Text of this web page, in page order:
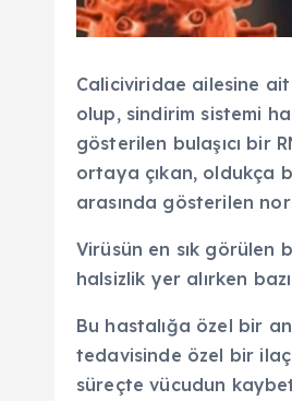
Caliciviridae ailesine
olup, sindirim sistemi
gösterilen bulaşıcı bir
ortaya çıkan, oldukça
arasında gösterilen
Virüsün en sık görülen
halsizlik yer alırken
Bu hastalığa özel bir
tedavisinde özel bir
süreçte vücudun